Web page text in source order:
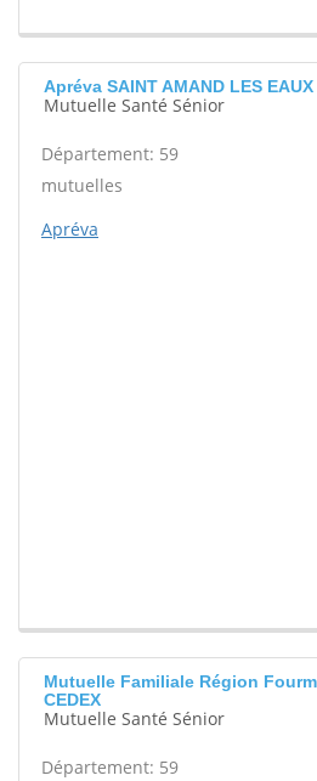
Apréva SAINT AMAND LES EAUX
Mutuelle Santé Sénior
Département: 59
mutuelles
Apréva
Mutuelle Familiale Région
CEDEX
Mutuelle Santé Sénior
Département: 59